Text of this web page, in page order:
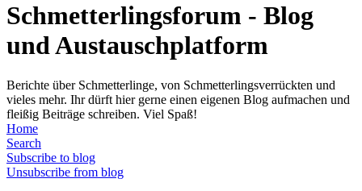
Schmetterlingsforum - Blog
und Austauschplatform
Berichte über Schmetterlinge, von Schmetterlingsverrückten und
vieles mehr. Ihr dürft hier gerne einen eigenen Blog aufmachen und
fleißig Beiträge schreiben. Viel Spaß!
Home
Search
Subscribe to blog
Unsubscribe from blog